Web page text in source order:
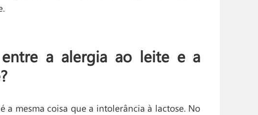
entre a alergia ao leite e a
a mesma coisa que a intolerância à lactose. No